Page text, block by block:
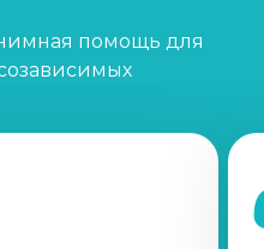
Записаться
Записаться
помощь для